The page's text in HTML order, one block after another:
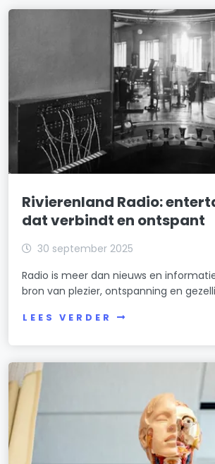
Rivierenland Radio:
dat verbindt en ontspant
30 september 2025
Radio is meer dan nieuws en
bron van plezier, ontspanning en
LEES VERDER